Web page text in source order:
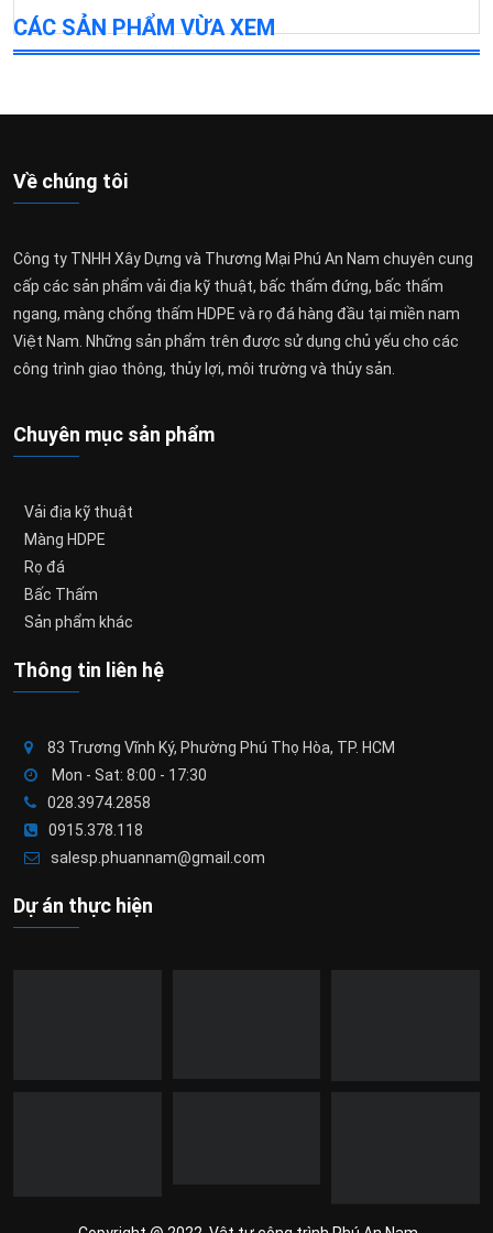
CÁC SẢN PHẨM VỪA XEM
Về chúng tôi
Công ty TNHH Xây Dựng và Thương Mại Phú An Nam chuyên cung
cấp các sản phẩm vải địa kỹ thuật, bấc thấm đứng, bấc thấm
ngang, màng chống thấm HDPE và rọ đá hàng đầu tại miền nam
Việt Nam. Những sản phẩm trên được sử dụng chủ yếu cho các
công trình giao thông, thủy lợi, môi trường và thủy sản.
Chuyên mục sản phẩm
Vải địa kỹ thuật
Màng HDPE
Rọ đá
Bấc Thấm
Sản phẩm khác
Thông tin liên hệ
83 Trương Vĩnh Ký, Phường Phú Thọ Hòa, TP. HCM
Mon - Sat: 8:00 - 17:30
028.3974.2858
0915.378.118
salesp.phuannam@gmail.com
Dự án thực hiện